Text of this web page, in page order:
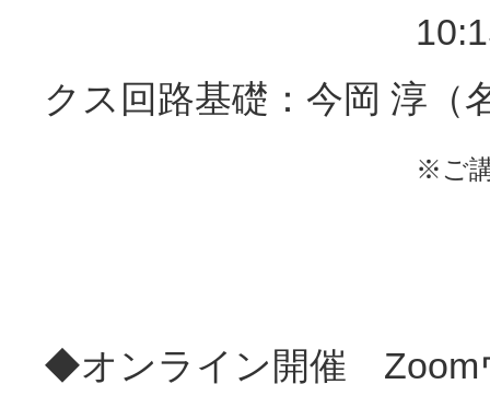
10:15～11:30
クス回路基礎：今岡 淳（
※ご
◆オンライン開催 Zoom